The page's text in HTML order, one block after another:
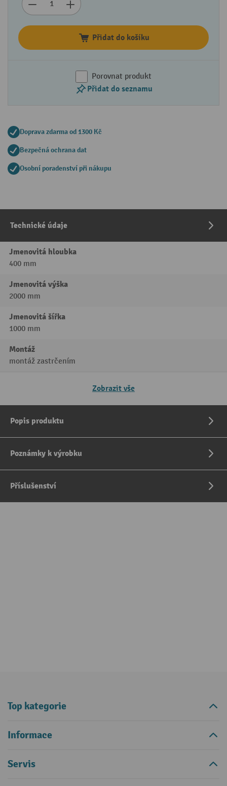
Přidat do košíku
Porovnat produkt
Přidat do seznamu
Doprava zdarma od 1300 Kč
Bezpečná ochrana dat
Osobní poradenství při nákupu
Technické údaje
Jmenovitá hloubka
400 mm
Jmenovitá výška
2000 mm
Jmenovitá šířka
1000 mm
Montáž
montáž zastrčením
Zobrazit vše
Popis produktu
Poznámky k výrobku
Příslušenství
Top kategorie
Informace
Servis